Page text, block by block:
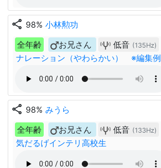
share 98% 小林勲功
全年齢
お兄さん 低音 (135Hz)
ナレーション（やわらかい） ※編集例
share 98% みうら
全年齢
お兄さん 低音 (133Hz)
気だるげインテリ高校生